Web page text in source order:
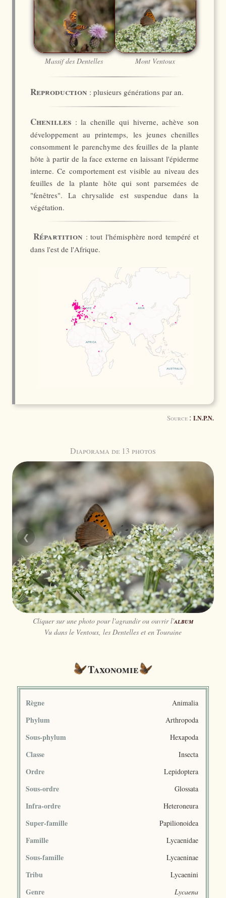
Massif des Dentelles Mont Ventoux
Reproduction : plusieurs générations par an.
Chenilles : la chenille qui hiverne, achève son
développement au printemps, les jeunes chenilles
consomment le parenchyme des feuilles de la plante
hôte à partir de la face externe en laissant l'épiderme
interne. Ce comportement est visible au niveau des
feuilles de la plante hôte qui sont parsemées de
"fenêtres". La chrysalide est suspendue dans la
végétation.
Répartition : tout l'hémisphère nord tempéré et
dans l'est de l'Afrique.
Source : I.N.P.N.
Diaporama de 13 photos
❮ ❯
Cliquer sur une photo pour l'agrandir ou ouvrir l'album
Vu dans le Ventoux, les Dentelles et en Touraine
Taxonomie
Règne Animalia
Phylum Arthropoda
Sous-phylum Hexapoda
Classe Insecta
Ordre Lepidoptera
Sous-ordre Glossata
Infra-ordre Heteroneura
Super-famille Papilionoidea
Famille Lycaenidae
Sous-famille Lycaeninae
Tribu Lycaenini
Genre Lycaena